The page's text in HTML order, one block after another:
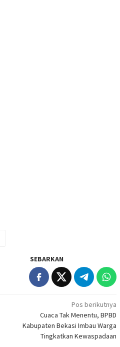
SEBARKAN
Pos berikutnya
Cuaca Tak Menentu, BPBD
Kabupaten Bekasi Imbau Warga
Tingkatkan Kewaspadaan